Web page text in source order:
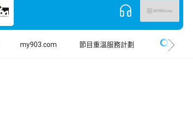
my903.com 節目重溫服務計劃